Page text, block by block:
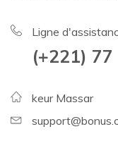
Ligne
(+221)
keur Massar